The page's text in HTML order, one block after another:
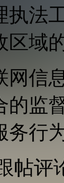
执法
区域
网信
的监
行为
帖评